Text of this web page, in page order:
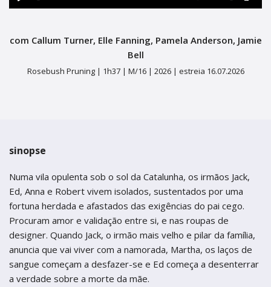
Figueira da Foz
Theatro Circo
Figueira da Foz
Theatro Circo
termos de uso
Play Mute
com Callum Turner, Elle Fanning, Pamela Anderson, Jamie
Bell
Rosebush Pruning | 1h37 | M/16 | 2026 | estreia 16.07.2026
sinopse
Numa vila opulenta sob o sol da Catalunha, os irmãos Jack,
Ed, Anna e Robert vivem isolados, sustentados por uma
fortuna herdada e afastados das exigências do pai cego.
Procuram amor e validação entre si, e nas roupas de
designer. Quando Jack, o irmão mais velho e pilar da família,
anuncia que vai viver com a namorada, Martha, os laços de
sangue começam a desfazer-se e Ed começa a desenterrar
a verdade sobre a morte da mãe.